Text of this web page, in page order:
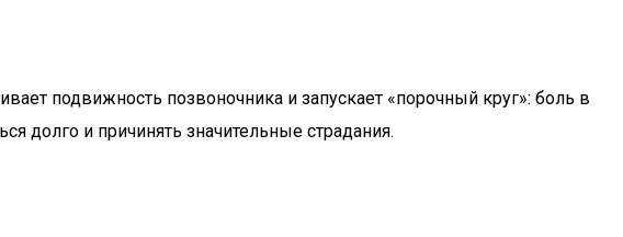
подвижность позвоночника и запускает «порочный круг»: боль в
долго и причинять значительные страдания.